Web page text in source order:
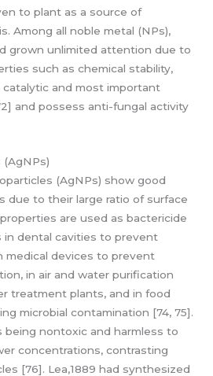
to plant as a source of
Among all noble metal (NPs),
grown unlimited attention due to
such as chemical stability,
and most important
and possess anti-fungal activity
(AgNPs)
(AgNPs) show good
due to their large ratio of surface
are used as bactericide
in dental cavities to prevent
medical devices to prevent
in air and water purification
treatment plants, and in food
microbial contamination [74, 75].
being nontoxic and harmless to
concentrations, contrasting
[76]. Lea,1889 had synthesized